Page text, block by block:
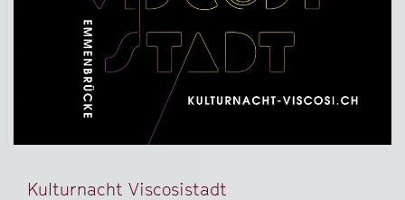
Kulturnacht Viscosistadt